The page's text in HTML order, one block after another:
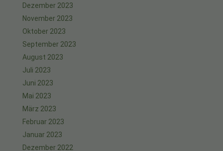
Dezember 2023
November 2023
Oktober 2023
September 2023
August 2023
Juli 2023
Juni 2023
Mai 2023
März 2023
Februar 2023
Januar 2023
Dezember 2022